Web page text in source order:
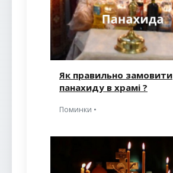
Як правильно замовити
панахиду в храмі ?
Поминки •